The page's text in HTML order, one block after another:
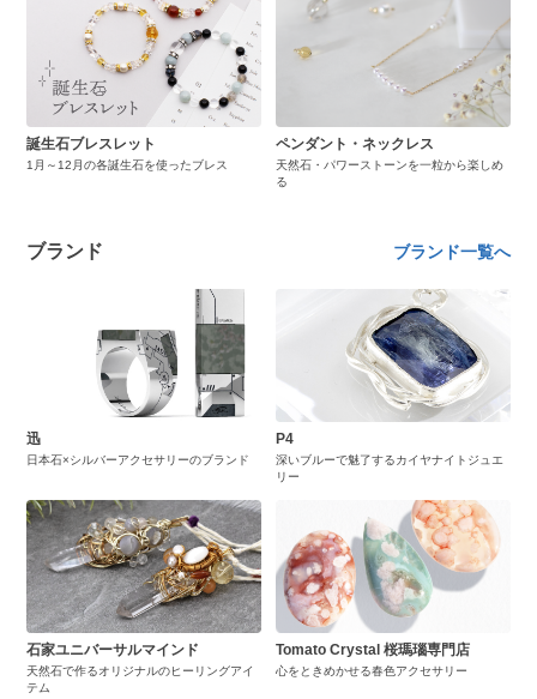
誕生石ブレスレット
1月～12月の各誕生石を使ったブレス
ペンダント・ネックレス
天然石・パワーストーンを一粒から楽しめ
る
ブランド ブランド一覧へ
迅
日本石×シルバーアクセサリーのブランド
P4
深いブルーで魅了するカイヤナイトジュエ
リー
石家ユニバーサルマインド
天然石で作るオリジナルのヒーリングアイ
テム
Tomato Crystal 桜瑪瑙専門店
心をときめかせる春色アクセサリー